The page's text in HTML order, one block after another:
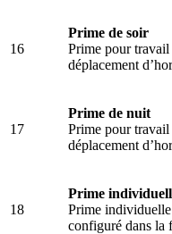
16
Prime de soir
Prime pour
déplacement
17
Prime de nuit
Prime pour
déplacement
18
Prime
Prime
configuré dans la